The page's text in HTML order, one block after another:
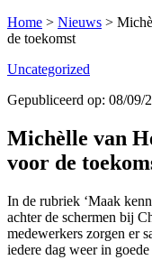
Home > Nieuws >
de toekomst
Uncategorized
Gepubliceerd op: 08/09/
Michèlle van
voor de
In de rubriek ‘Maak
achter de schermen bij
medewerkers zorgen er
iedere dag weer in